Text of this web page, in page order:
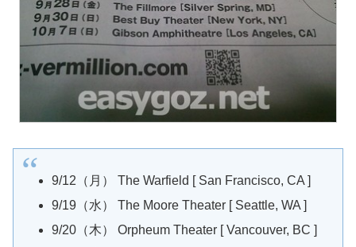
9/12（月） The Warfield [ San Francisco, CA ]
9/19（水） The Moore Theater [ Seattle, WA ]
9/20（木） Orpheum Theater [ Vancouver, BC ]